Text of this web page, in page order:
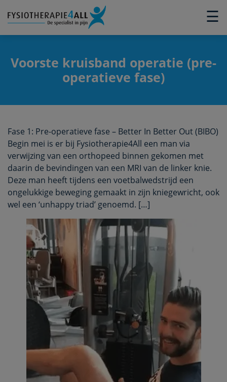
☰
×
Voorste kruisband operatie (pre-
operatieve fase)
Fase 1: Pre-operatieve fase – Better In Better Out (BIBO)
Begin mei is er bij Fysiotherapie4All een man via
verwijzing van een orthopeed binnen gekomen met
daarin de bevindingen van een MRI van de linker knie.
Deze man heeft tijdens een voetbalwedstrijd een
ongelukkige beweging gemaakt in zijn kniegewricht, ook
wel een ‘unhappy triad’ genoemd. […]